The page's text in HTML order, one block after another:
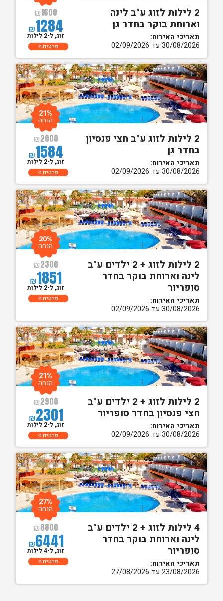
2 לילות לזוג ע"ב לינה
וארוחת בוקר בחדר גן
תאריכי האירוח:
30/08/2026 עד 02/09/2026
₪1600
₪1284
זוג, ל-2 לילות
פרטים
2 לילות לזוג ע"ב חצי פנסיון
בחדר גן
תאריכי האירוח:
30/08/2026 עד 02/09/2026
₪2000
₪1584
21%
הנחה
זוג, ל-2 לילות
פרטים
2 לילות לזוג + 2 ילדים ע"ב
לינה וארוחת בוקר בחדר
סופריור
תאריכי האירוח:
30/08/2026 עד 02/09/2026
₪2300
₪1851
20%
הנחה
זוג, ל-2 לילות
פרטים
2 לילות לזוג + 2 ילדים ע"ב
חצי פנסיון בחדר סופריור
תאריכי האירוח:
30/08/2026 עד 02/09/2026
₪2900
₪2301
21%
הנחה
זוג, ל-2 לילות
פרטים
4 לילות לזוג + 2 ילדים ע"ב
לינה וארוחת בוקר בחדר
סופריור
תאריכי האירוח:
23/08/2026 עד 27/08/2026
₪8800
₪6441
27%
הנחה
זוג, ל-4 לילות
פרטים